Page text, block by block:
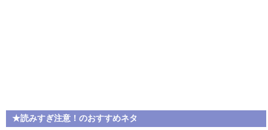
★読みすぎ注意！のおすすめネタ